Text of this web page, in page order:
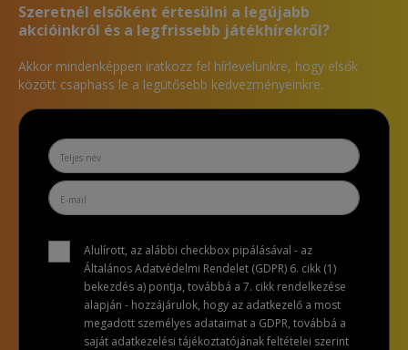
Szeretnél elsőként értesülni a legújabb
akcióinkról és a legfrissebb játékhírekről?
Akkor mindenképpen iratkozz fel hírlevelünkre, hogy elsők
között csaphass le a legütősebb kedvezményeinkre.
Alulírott, az alábbi checkbox pipálásával - az
Általános Adatvédelmi Rendelet (GDPR) 6. cikk (1)
bekezdés a) pontja, továbbá a 7. cikk rendelkezése
alapján - hozzájárulok, hogy az adatkezelő a most
megadott személyes adataimat a GDPR, továbbá a
saját adatkezelési tájékoztatójának feltételei szerint